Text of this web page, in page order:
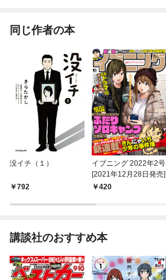
同じ作者の本
没イチ（１）
792
イブニング 2022年2号
[2021年12月28日発売]
420
講談社のおすすめ本